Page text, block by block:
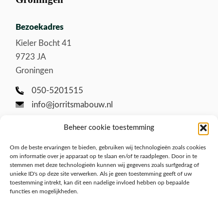
Beheer cookie toestemming
Om de beste ervaringen te bieden, gebruiken wij technologieën zoals cookies
om informatie over je apparaat op te slaan en/of te raadplegen. Door in te
stemmen met deze technologieën kunnen wij gegevens zoals surfgedrag of
unieke ID's op deze site verwerken. Als je geen toestemming geeft of uw
toestemming intrekt, kan dit een nadelige invloed hebben op bepaalde
functies en mogelijkheden.
Bezoekadres
Kieler Bocht 41
9723 JA
Groningen
050-5201515
info@jorritsmabouw.nl